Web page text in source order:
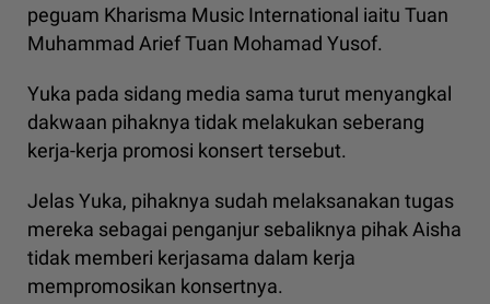
peguam Kharisma Music International iaitu Tuan
Muhammad Arief Tuan Mohamad Yusof.
Yuka pada sidang media sama turut menyangkal
dakwaan pihaknya tidak melakukan seberang
kerja-kerja promosi konsert tersebut.
Jelas Yuka, pihaknya sudah melaksanakan tugas
mereka sebagai penganjur sebaliknya pihak Aisha
tidak memberi kerjasama dalam kerja
mempromosikan konsertnya.